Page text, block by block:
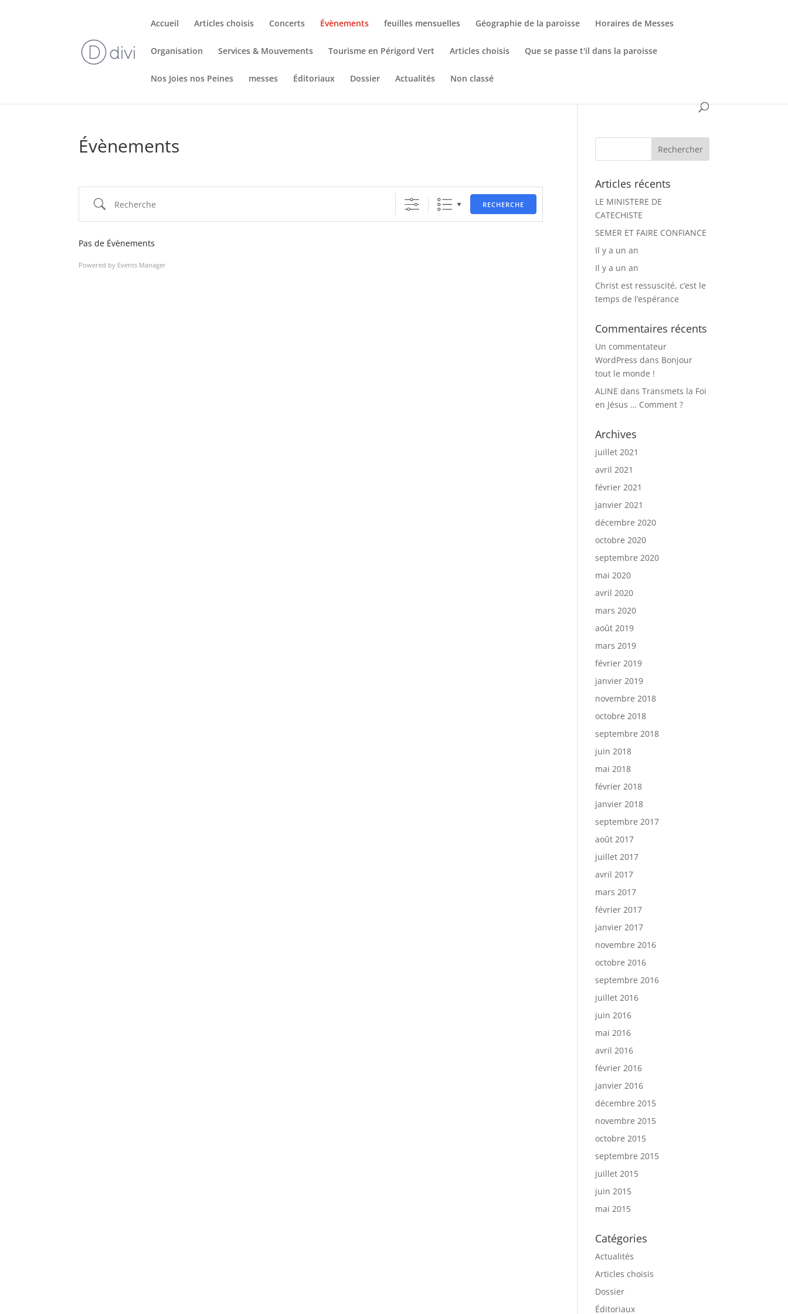
Accueil Articles choisis Concerts Évènements feuilles mensuelles Géographie de la paroisse Horaires de Messes
Organisation Services & Mouvements Tourisme en Périgord Vert Articles choisis Que se passe t'il dans la paroisse
Nos Joies nos Peines messes Éditoriaux Dossier Actualités Non classé
Évènements
RECHERCHE
Pas de Évènements
Powered by Events Manager
Articles récents
LE MINISTERE DE
CATECHISTE
SEMER ET FAIRE CONFIANCE
Il y a un an
Il y a un an
Christ est ressuscité, c’est le
temps de l’espérance
Commentaires récents
Un commentateur
WordPress dans Bonjour
tout le monde !
ALINE dansTransmets la Foi
en Jésus … Comment ?
Archives
juillet 2021
avril 2021
février 2021
janvier 2021
décembre 2020
octobre 2020
septembre 2020
mai 2020
avril 2020
mars 2020
août 2019
mars 2019
février 2019
janvier 2019
novembre 2018
octobre 2018
septembre 2018
juin 2018
mai 2018
février 2018
janvier 2018
septembre 2017
août 2017
juillet 2017
avril 2017
mars 2017
février 2017
janvier 2017
novembre 2016
octobre 2016
septembre 2016
juillet 2016
juin 2016
mai 2016
avril 2016
février 2016
janvier 2016
décembre 2015
novembre 2015
octobre 2015
septembre 2015
juillet 2015
juin 2015
mai 2015
Catégories
Actualités
Articles choisis
Dossier
Éditoriaux